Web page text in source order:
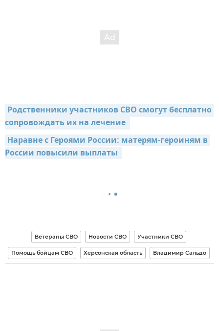
Родственники участников СВО смогут бесплатно
сопровождать их на лечение
Наравне с Героями России: матерям-героиням в
России повысили выплаты
Ветераны СВО Новости СВО Участники СВО
Помощь бойцам СВО Херсонская область Владимир Сальдо